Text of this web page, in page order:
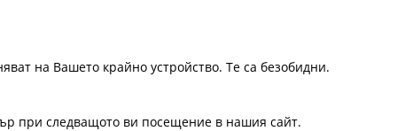
на Вашето крайно устройство. Те са безобидни.
при следващото ви посещение в нашия сайт.